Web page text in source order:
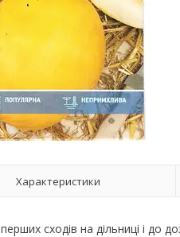
Характеристики
сходів на дільниці і до